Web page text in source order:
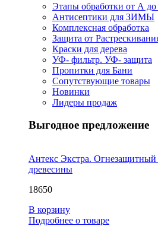
Этапы обработки от А
Антисептики для ЗИМЫ
Комплексная обработка
Защита от
Краски для дерева
УФ- фильтр. УФ- защита
Пропитки для Бани
Сопутствующие товары
Новинки
Лидеры продаж
Выгодное предложение
Антекс Экстра. Огнезащитный
древесины
18650
В корзину
Подробнее о товаре